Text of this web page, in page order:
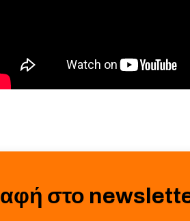
στο